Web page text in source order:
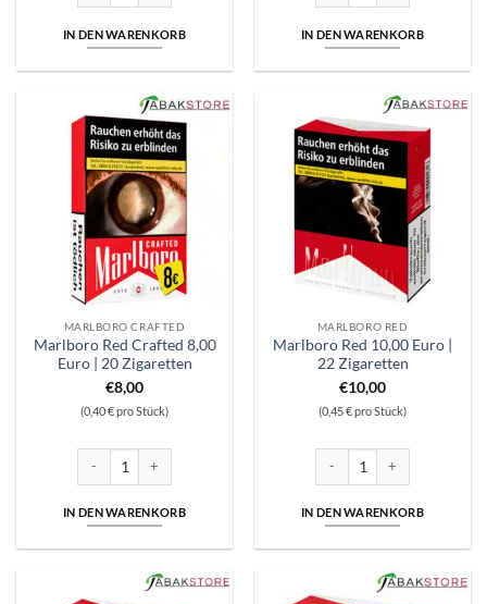
IN DEN WARENKORB IN DEN WARENKORB
MARLBORO CRAFTED
Marlboro Red Crafted 8,00
Euro | 20 Zigaretten
€8,00
(0,40 € pro Stück)
IN DEN WARENKORB
MARLBORO RED
Marlboro Red 10,00 Euro |
22 Zigaretten
€10,00
(0,45 € pro Stück)
IN DEN WARENKORB